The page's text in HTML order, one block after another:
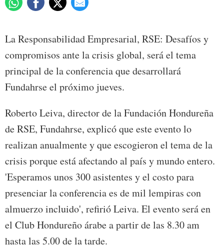
La Responsabilidad Empresarial, RSE: Desafíos y
compromisos ante la crisis global, será el tema
principal de la conferencia que desarrollará
Fundahrse el próximo jueves.
Roberto Leiva, director de la Fundación Hondureña
de RSE, Fundahrse, explicó que este evento lo
realizan anualmente y que escogieron el tema de la
crisis porque está afectando al país y mundo entero.
'Esperamos unos 300 asistentes y el costo para
presenciar la conferencia es de mil lempiras con
almuerzo incluido', refirió Leiva. El evento será en
el Club Hondureño árabe a partir de las 8.30 am
hasta las 5.00 de la tarde.